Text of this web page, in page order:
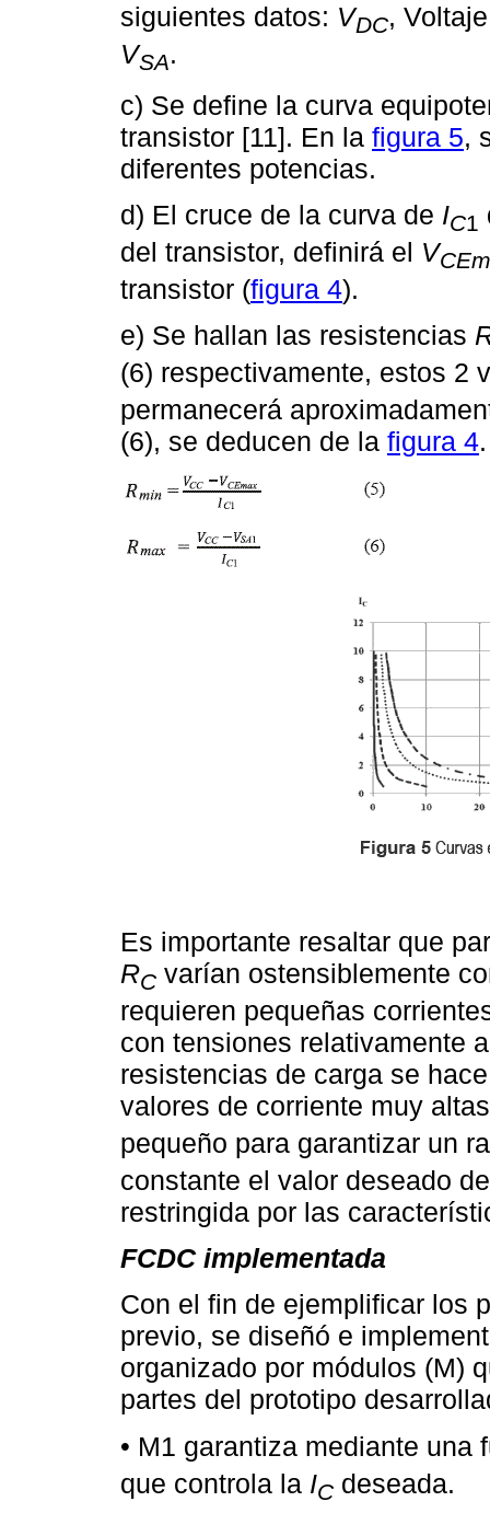
siguientes datos: VDC,
VSA.
c) Se define la curva
transistor [11]. En la figura 5,
diferentes potencias.
d) El cruce de la curva de IC1
del transistor, definirá el V
transistor (figura 4).
e) Se hallan las resistencias
(6) respectivamente, estos 2
permanecerá
(6), se deducen de la figura 4.
Es importante resaltar que
RCvarían ostensiblemente
requieren pequeñas
con tensiones relativamente
resistencias de carga se
valores de corriente muy
pequeño para garantizar un
constante el valor deseado
restringida por las
FCDC implementada
Con el fin de ejemplificar los
previo, se diseñó e
organizado por módulos (M)
partes del prototipo
• M1 garantiza mediante
que controla la ICdeseada.